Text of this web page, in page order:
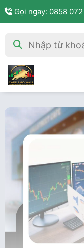
Gọi ngay: 0858